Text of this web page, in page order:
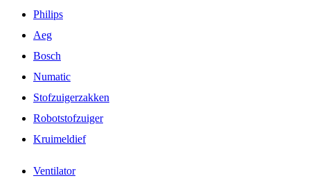
Philips
Aeg
Bosch
Numatic
Stofzuigerzakken
Robotstofzuiger
Kruimeldief
Ventilator